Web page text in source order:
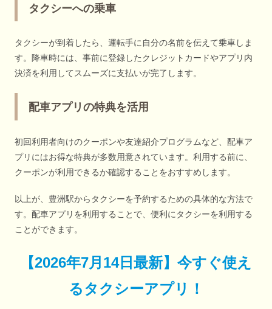
タクシーへの乗車
タクシーが到着したら、運転手に自分の名前を伝えて乗車しま
す。降車時には、事前に登録したクレジットカードやアプリ内
決済を利用してスムーズに支払いが完了します。
配車アプリの特典を活用
初回利用者向けのクーポンや友達紹介プログラムなど、配車ア
プリにはお得な特典が多数用意されています。利用する前に、
クーポンが利用できるか確認することをおすすめします。
以上が、豊洲駅からタクシーを予約するための具体的な方法で
す。配車アプリを利用することで、便利にタクシーを利用する
ことができます。
【2026年7月14日最新】 今すぐ使え
るタクシーアプリ！